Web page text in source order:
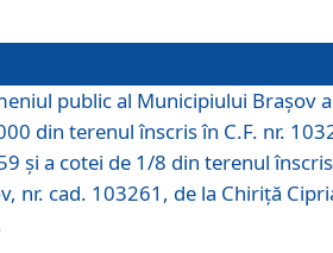
public al Municipiului Braşov a
din terenul înscris în C.F. nr.
și a cotei de 1/8 din terenul
nr. cad. 103261, de la Chiriță